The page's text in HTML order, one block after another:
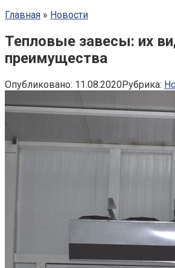
Главная » Новости
Тепловые завесы: их
преимущества
Опубликовано: 11.08.2020Рубрика: